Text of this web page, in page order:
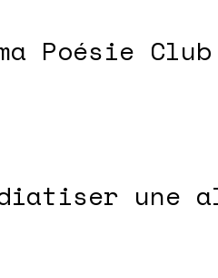
Poésie Club
une